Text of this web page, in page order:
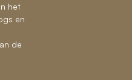
het
en
de